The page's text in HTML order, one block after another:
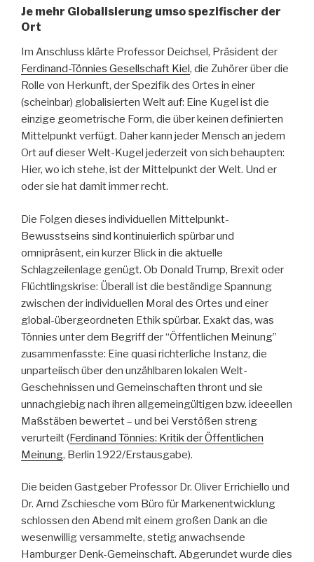
Je mehr Globalisierung umso spezifischer der
Ort
Im Anschluss klärte Professor Deichsel, Präsident der
Ferdinand-Tönnies Gesellschaft Kiel, die Zuhörer über die
Rolle von Herkunft, der Spezifik des Ortes in einer
(scheinbar) globalisierten Welt auf: Eine Kugel ist die
einzige geometrische Form, die über keinen definierten
Mittelpunkt verfügt. Daher kann jeder Mensch an jedem
Ort auf dieser Welt-Kugel jederzeit von sich behaupten:
Hier, wo ich stehe, ist der Mittelpunkt der Welt. Und er
oder sie hat damit immer recht.
Die Folgen dieses individuellen Mittelpunkt-
Bewusstseins sind kontinuierlich spürbar und
omnipräsent, ein kurzer Blick in die aktuelle
Schlagzeilenlage genügt. Ob Donald Trump, Brexit oder
Flüchtlingskrise: Überall ist die beständige Spannung
zwischen der individuellen Moral des Ortes und einer
global-übergeordneten Ethik spürbar. Exakt das, was
Tönnies unter dem Begriff der “Öffentlichen Meinung”
zusammenfasste: Eine quasi richterliche Instanz, die
unparteiisch über den unzählbaren lokalen Welt-
Geschehnissen und Gemeinschaften thront und sie
unnachgiebig nach ihren allgemeingültigen bzw. ideeellen
Maßstäben bewertet – und bei Verstößen streng
verurteilt (Ferdinand Tönnies: Kritik der Öffentlichen
Meinung, Berlin 1922/Erstausgabe).
Die beiden Gastgeber Professor Dr. Oliver Errichiello und
Dr. Arnd Zschiesche vom Büro für Markenentwicklung
schlossen den Abend mit einem großen Dank an die
wesenwillig versammelte, stetig anwachsende
Hamburger Denk-Gemeinschaft. Abgerundet wurde dies